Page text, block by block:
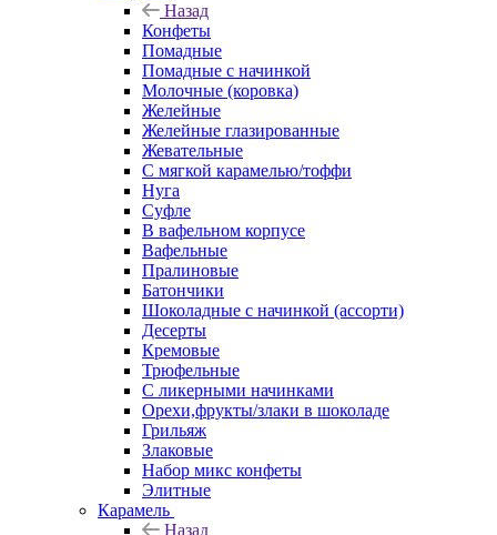
Назад
Конфеты
Помадные
Помадные с начинкой
Молочные (коровка)
Желейные
Желейные глазированные
Жевательные
С мягкой карамелью/тоффи
Нуга
Суфле
В вафельном корпусе
Вафельные
Пралиновые
Батончики
Шоколадные с начинкой (ассорти)
Десерты
Кремовые
Трюфельные
С ликерными начинками
Орехи,фрукты/злаки в шоколаде
Грильяж
Злаковые
Набор микс конфеты
Элитные
Карамель
Назад